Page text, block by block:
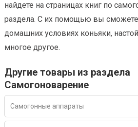
найдете на страницах книг по
раздела. С их помощью вы сможете
домашних условиях коньяки,
многое другое.
Другие товары из раздела
Самогоноварение
Самогонные аппараты